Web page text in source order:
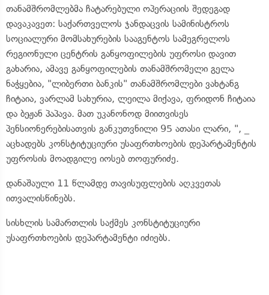
თანამშრომლებმა ჩატარებული ოპერაციის შედეგად
დავაკავეთ: საქართველოს ჯანდაცვის სამინისტროს
სოციალური მომსახურების სააგენტოს სამეგრელოს
რეგიონული ცენტრის განყოფილების უფროსი დავით
გახარია, ამავე განყოფილების თანამშრომელი გელა
ნაჭყებია, "ლიბერთი ბანკის" თანამშრომლები ვახტანგ
ჩიტაია, ვარლამ სახურია, ლეილა მიქავა, ფრიდონ ჩიტაია
და ბეჟან პაპავა. მათ უკანონოდ მიითვისეს
პენსიონერებისათვის განკუთვნილი 95 ათასი ლარი, ", _
აცხადებს კონსტიტუციური უსაფრთხოების დეპარტამენტის
უფროსის მოადგილე იოსებ თოფურიძე.
დანაშაული 11 წლამდე თავისუფლების აღკვეთას
ითვალისწინებს.
სისხლის სამართლის საქმეს კონსტიტუციური
უსაფრთხოების დეპარტამენტი იძიებს.